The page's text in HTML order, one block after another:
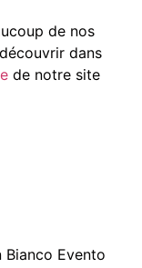
de nos
dans
de notre site
Bianco Evento